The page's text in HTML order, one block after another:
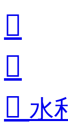


 水